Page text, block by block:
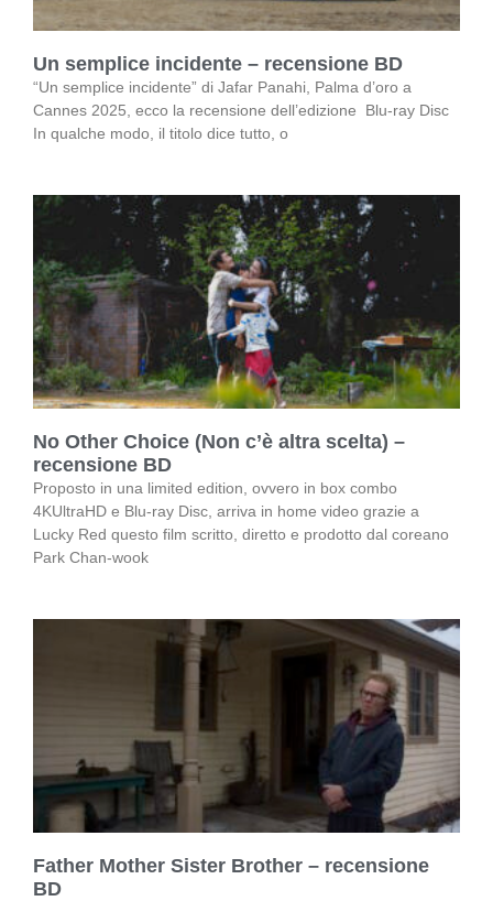
Un semplice incidente – recensione BD
“Un semplice incidente” di Jafar Panahi, Palma d’oro a
Cannes 2025, ecco la recensione dell’edizione Blu-ray Disc
In qualche modo, il titolo dice tutto, o
No Other Choice (Non c’è altra scelta) –
recensione BD
Proposto in una limited edition, ovvero in box combo
4KUltraHD e Blu-ray Disc, arriva in home video grazie a
Lucky Red questo film scritto, diretto e prodotto dal coreano
Park Chan-wook
Father Mother Sister Brother – recensione
BD